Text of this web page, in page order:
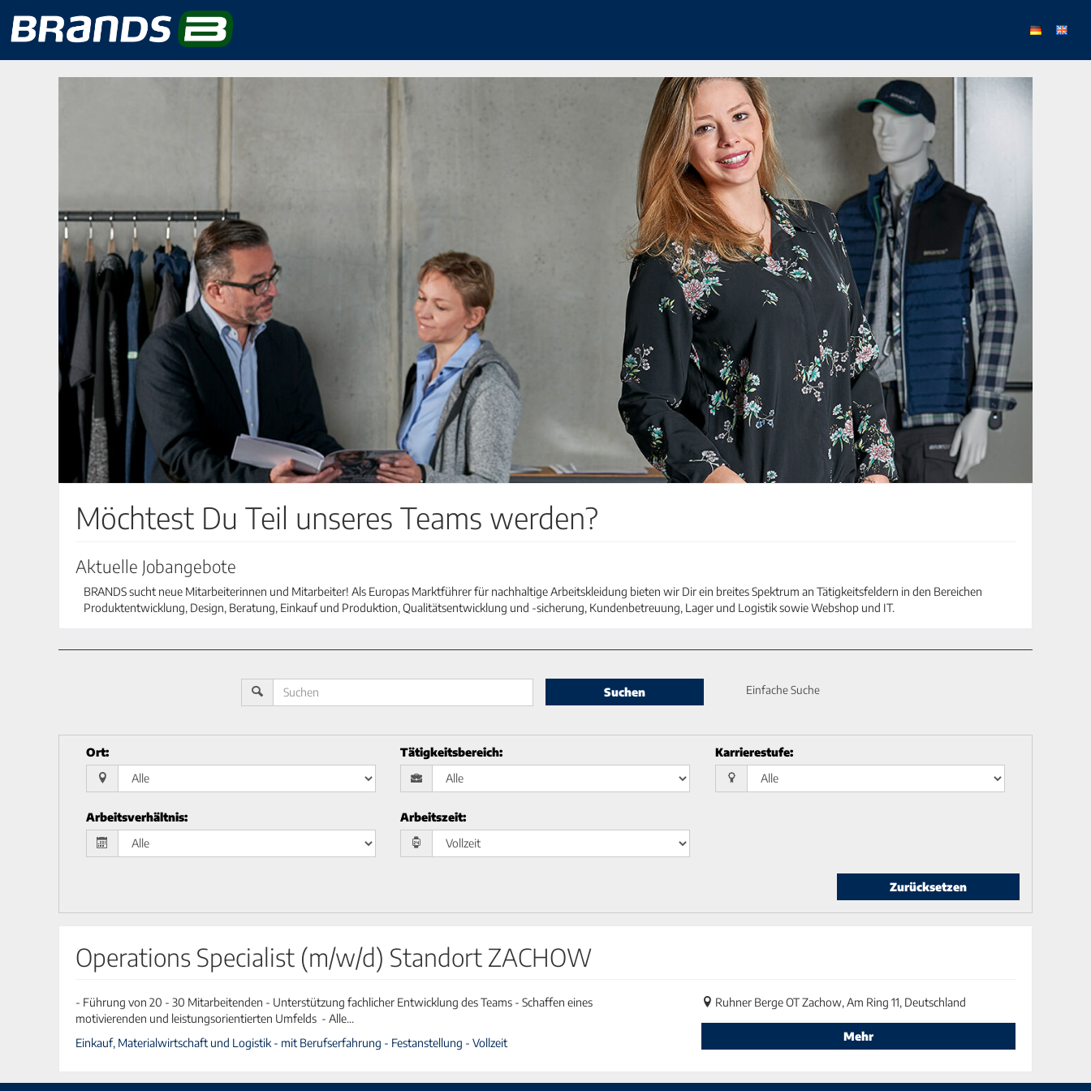
Möchtest Du Teil unseres Teams werden?
Aktuelle Jobangebote
BRANDS sucht neue Mitarbeiterinnen und Mitarbeiter! Als Europas Marktführer für nachhaltige Arbeitskleidung bieten wir Dir ein breites Spektrum an Tätigkeitsfeldern in den Bereichen
Produktentwicklung, Design, Beratung, Einkauf und Produktion, Qualitätsentwicklung und -sicherung, Kundenbetreuung, Lager und Logistik sowie Webshop und IT.
Suchen Einfache Suche
Ort: Tätigkeitsbereich: Karrierestufe:
Arbeitsverhältnis: Arbeitszeit:
Zurücksetzen
Operations Specialist (m/w/d) Standort ZACHOW
- Führung von 20 - 30 Mitarbeitenden - Unterstützung fachlicher Entwicklung des Teams - Schaffen eines
motivierenden und leistungsorientierten Umfelds - Alle...
Einkauf, Materialwirtschaft und Logistik - mit Berufserfahrung - Festanstellung - Vollzeit
Ruhner Berge OT Zachow, Am Ring 11, Deutschland
Mehr